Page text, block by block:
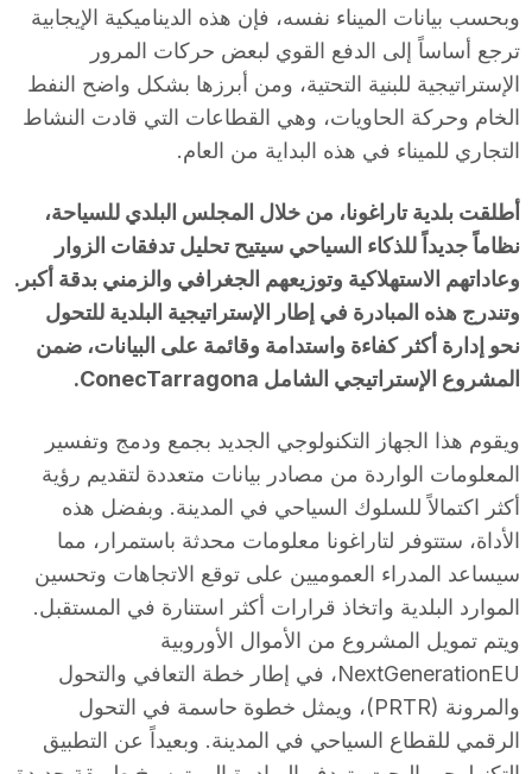
وبحسب بيانات الميناء نفسه، فإن هذه الديناميكية الإيجابية
ترجع أساساً إلى الدفع القوي لبعض حركات المرور
الإستراتيجية للبنية التحتية، ومن أبرزها بشكل واضح النفط
الخام وحركة الحاويات، وهي القطاعات التي قادت النشاط
التجاري للميناء في هذه البداية من العام.
أطلقت بلدية تاراغونا، من خلال المجلس البلدي للسياحة،
نظاماً جديداً للذكاء السياحي سيتيح تحليل تدفقات الزوار
وعاداتهم الاستهلاكية وتوزيعهم الجغرافي والزمني بدقة أكبر.
وتندرج هذه المبادرة في إطار الإستراتيجية البلدية للتحول
نحو إدارة أكثر كفاءة واستدامة وقائمة على البيانات، ضمن
المشروع الإستراتيجي الشامل ConecTarragona.
ويقوم هذا الجهاز التكنولوجي الجديد بجمع ودمج وتفسير
المعلومات الواردة من مصادر بيانات متعددة لتقديم رؤية
أكثر اكتمالاً للسلوك السياحي في المدينة. وبفضل هذه
الأداة، ستتوفر لتاراغونا معلومات محدثة باستمرار، مما
سيساعد المدراء العموميين على توقع الاتجاهات وتحسين
الموارد البلدية واتخاذ قرارات أكثر استنارة في المستقبل.
ويتم تمويل المشروع من الأموال الأوروبية
NextGenerationEU، في إطار خطة التعافي والتحول
والمرونة (PRTR)، ويمثل خطوة حاسمة في التحول
الرقمي للقطاع السياحي في المدينة. وبعيداً عن التطبيق